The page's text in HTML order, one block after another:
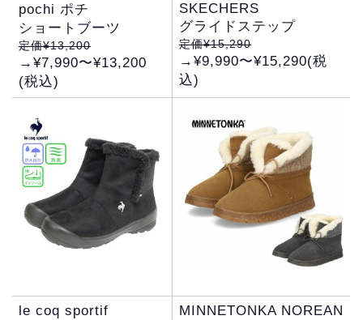
pochi ポチ
ショートブーツ
定価¥13,200
→¥7,990〜¥13,200
(税込)
SKECHERS
グライドステップ
定価¥15,290
→¥9,990〜¥15,290(税
込)
le coq sportif
MINNETONKA NOREAN